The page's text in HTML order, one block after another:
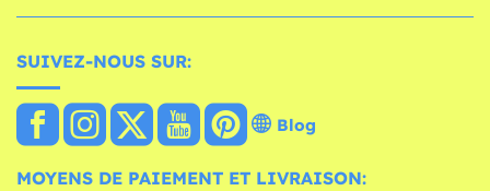
SUIVEZ-NOUS SUR:
Blog
MOYENS DE PAIEMENT ET LIVRAISON: